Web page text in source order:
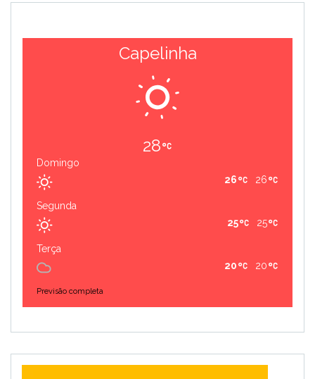
Capelinha
28
Domingo
26
26
Segunda
25
25
Terça
20
20
Previsão completa